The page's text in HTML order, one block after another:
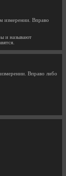
измерении. Вправо
и называют
Вправо либо